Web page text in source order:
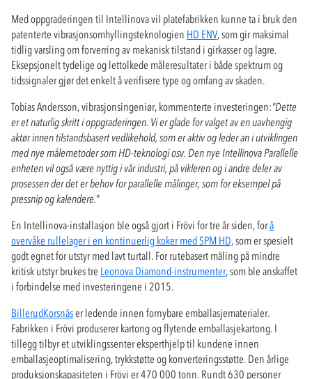
Med oppgraderingen til Intellinova vil platefabrikken kunne ta i bruk den
patenterte vibrasjonsomhyllingsteknologien HD ENV, som gir maksimal
tidlig varsling om forverring av mekanisk tilstand i girkasser og lagre.
Eksepsjonelt tydelige og lettolkede måleresultater i både spektrum og
tidssignaler gjør det enkelt å verifisere type og omfang av skaden.
Tobias Andersson, vibrasjonsingeniør, kommenterte investeringen:"Dette
er et naturlig skritt i oppgraderingen. Vi er glade for valget av en uavhengig
aktør innen tilstandsbasert vedlikehold, som er aktiv og leder an i utviklingen
med nye målemetoder som HD-teknologi osv. Den nye Intellinova Parallelle
enheten vil også være nyttig i vår industri, på vikleren og i andre deler av
prosessen der det er behov for parallelle målinger, som for eksempel på
pressnip og kalendere."
En Intellinova-installasjon ble også gjort i Frövi for tre år siden, forå
overvåke rullelager i en kontinuerlig koker med SPM HD,som er spesielt
godt egnet for utstyr med lavt turtall. For rutebasert måling på mindre
kritisk utstyr brukes tre Leonova Diamond-instrumenter, som ble anskaffet
i forbindelse med investeringene i 2015.
BillerudKorsnäser ledende innen fornybare emballasjematerialer.
Fabrikken i Frövi produserer kartong og flytende emballasjekartong. I
tillegg tilbyr et utviklingssenter eksperthjelp til kundene innen
emballasjeoptimalisering, trykkstøtte og konverteringsstøtte. Den årlige
produksjonskapasiteten i Frövi er 470 000 tonn. Rundt 630 personer